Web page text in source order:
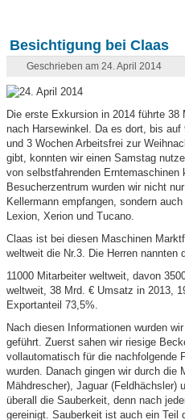
Besichtigung bei Claas
Geschrieben am 24. April 2014
Die erste Exkursion in 2014 führte
nach Harsewinkel. Da es dort, bis
und 3 Wochen Arbeitsfrei zur
gibt, konnten wir einen Samstag
von selbstfahrenden Erntemaschinen
Besucherzentrum wurden wir nicht
Kellermann empfangen, sondern
Lexion, Xerion und Tucano.
Claas ist bei diesen Maschinen
weltweit die Nr.3. Die Herren nannten
11000 Mitarbeiter weltweit, davon
weltweit, 38 Mrd. € Umsatz in 2013,
Exportanteil 73,5%.
Nach diesen Informationen wurden
geführt. Zuerst sahen wir riesige
vollautomatisch für die nachfolgende
wurden. Danach gingen wir durch die
Mähdrescher), Jaguar (Feldhächsler)
überall die Sauberkeit, denn nach
gereinigt. Sauberkeit ist auch ein Teil